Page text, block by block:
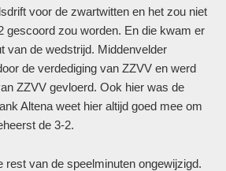
voor de zwartwitten en het zou niet
gescoord zou worden. En die kwam er
van de wedstrijd. Middenvelder
de verdediging van ZZVV en werd
ZZVV gevloerd. Ook hier was de
Altena weet hier altijd goed mee om
de 3-2.
rest van de speelminuten ongewijzigd.